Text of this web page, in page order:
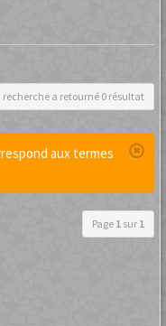
recherche a retourné 0 résultat
aux termes
Page 1 sur 1